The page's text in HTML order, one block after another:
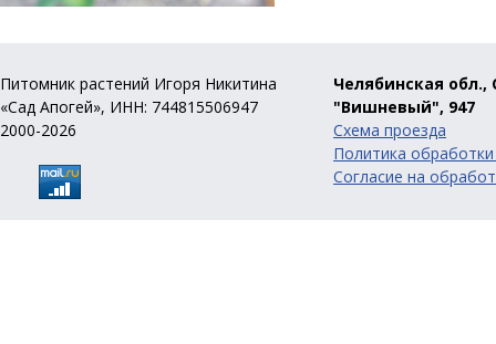
Питомник растений Игоря Никитина
«Сад Апогей», ИНН: 744815506947
2000-2026
Челябинская обл.,
"Вишневый", 947
Схема проезда
Политика
Согласие на